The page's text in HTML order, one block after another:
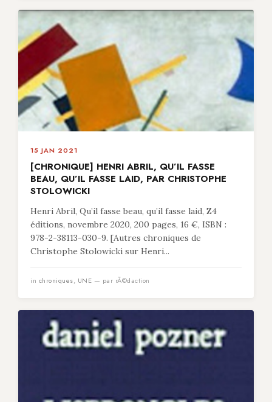
15 JAN 2021
[CHRONIQUE] HENRI ABRIL, QU’IL FASSE
BEAU, QU’IL FASSE LAID, PAR CHRISTOPHE
STOLOWICKI
Henri Abril, Qu’il fasse beau, qu’il fasse laid, Z4
éditions, novembre 2020, 200 pages, 16 €, ISBN :
978-2-38113-030-9. [Autres chroniques de
Christophe Stolowicki sur Henri...
in chroniques, UNE — par rÃ©daction